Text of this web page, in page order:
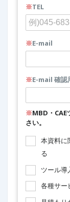
※TEL
※E-mail
※E-mail 確認
※MBD・CAE
さい。
本資料に
る
ツール導
各種サー